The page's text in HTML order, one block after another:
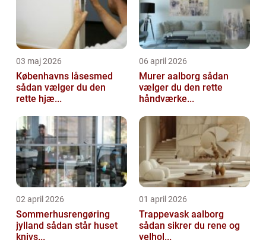
03 maj 2026
Københavns låsesmed
sådan vælger du den
rette hjæ...
06 april 2026
Murer aalborg sådan
vælger du den rette
håndværke...
02 april 2026
Sommerhusrengøring
jylland sådan står huset
knivs...
01 april 2026
Trappevask aalborg
sådan sikrer du rene og
velhol...